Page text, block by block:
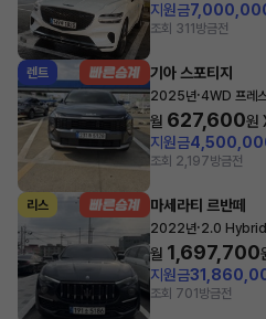
지원금
조회 311 방금전
렌트 기아 스포티지
2025년·4WD 프레
월 627,600원
지원금
조회 2,197방금전
리스 마세라티 르반떼
2022년·2.0
월 1,697,700
지원금
조회 701 방금전